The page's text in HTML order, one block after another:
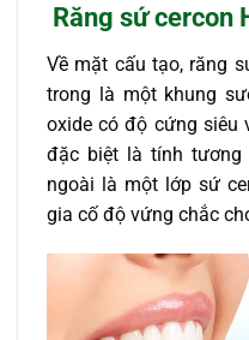
Răng sứ cercon
Về mặt cấu tạo, răng
trong là một khung
oxide có độ cứng siêu
đặc biệt là tính tương
ngoài là một lớp sứ
gia cố độ vứng chắc